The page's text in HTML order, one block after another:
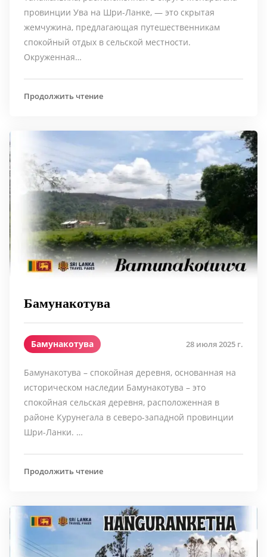
провинции Ува на Шри-Ланке, — это скрытая
жемчужина, предлагающая путешественникам
спокойный отдых в сельской местности.
Окруженная…
Продолжить чтение
Бамунакотува
Бамунакотува 28 июля 2025 г.
Бамунакотува – спокойная деревня, основанная на
историческом наследии Бамунакотува – это
спокойная сельская деревня, расположенная в
районе Курунегала в северо-западной провинции
Шри-Ланки. …
Продолжить чтение